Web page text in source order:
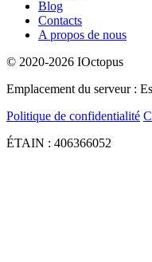
Blog
Contacts
A propos de nous
© 2020-2026 IOctopus
Emplacement du serveur :
Politique de confidentialité
ÉTAIN : 406366052